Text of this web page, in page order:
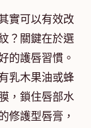
實可以有效改
？關鍵在於選
的護唇習慣。
乳木果油或蜂
，鎖住唇部水
修護型唇膏，